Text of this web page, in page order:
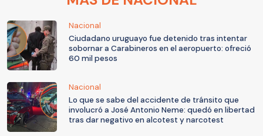
Nacional
Ciudadano uruguayo fue detenido tras intentar
sobornar a Carabineros en el aeropuerto: ofreció
60 mil pesos
Nacional
Lo que se sabe del accidente de tránsito que
involucró a José Antonio Neme: quedó en libertad
tras dar negativo en alcotest y narcotest